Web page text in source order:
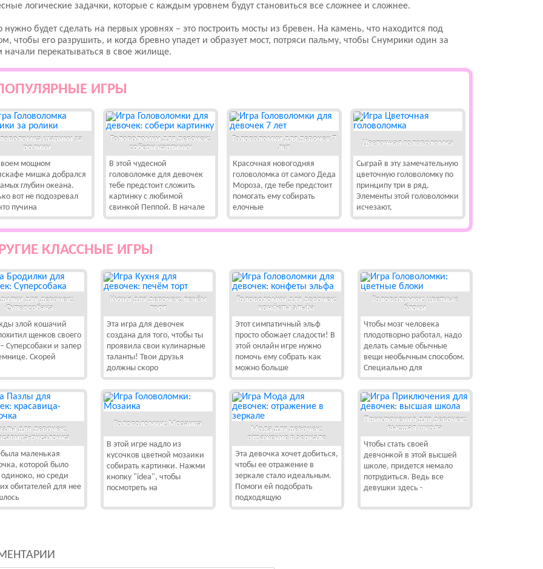
логические задачки, которые с каждым уровнем будут становиться все сложнее и сложнее.
нужно будет сделать на первых уровнях – это построить мосты из бревен. На камень, что находится под
чтобы его разрушить, и когда бревно упадет и образует мост, потряси пальму, чтобы Снумрики один за
начали перекатываться в свое жилище.
ИГРЫ
шарики за
ролики
мощном
мишка добрался
глубин океана.
вот не подозревал
пучина
Головоломки для девочек:
собери картинку
В этой чудесной
головоломке для девочек
тебе предстоит сложить
картинку с любимой
свинкой Пеппой. В начале
Головоломки для девочек 7
лет
Красочная новогодняя
головоломка от самого Деда
Мороза, где тебе предстоит
помогать ему собирать
елочные
Цветочная головоломка
Сыграй в эту замечательную
цветочную головоломку по
принципу три в ряд.
Элементы этой головоломки
исчезают,
КЛАССНЫЕ ИГРЫ
для девочек:
Суперсобака
злой кошачий
щенков своего
Суперсобаки и запер
Скорей
Кухня для девочек: печём
торт
Эта игра для девочек
создана для того, чтобы ты
проявила свои кулинарные
таланты! Твои друзья
должны скоро
Головоломки для девочек:
конфеты эльфа
Этот симпатичный эльф
просто обожает сладости! В
этой онлайн игре нужно
помочь ему собрать как
можно больше
Головоломки: цветные
блоки
Чтобы мозг человека
плодотворно работал, надо
делать самые обычные
вещи необычным способом.
Специально для
для девочек:
русалочка
маленькая
которой было
но среди
обитателей для нее
Головоломки: Мозаика
В этой игре надло из
кусочков цветной мозаики
собирать картинки. Нажми
кнопку "idea", чтобы
посмотреть на
Мода для девочек:
отражение в зеркале
Эта девочка хочет добиться,
чтобы ее отражение в
зеркале стало идеальным.
Помоги ей подобрать
подходящую
Приключения для девочек:
высшая школа
Чтобы стать своей
девчонкой в этой высшей
школе, придется немало
потрудиться. Ведь все
девушки здесь -